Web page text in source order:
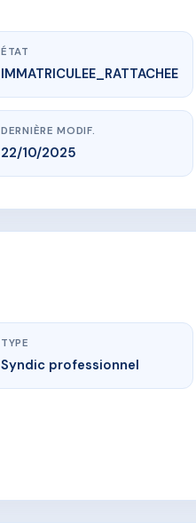
ÉTAT
IMMATRICULEE_RATTACHEE
DERNIÈRE MODIF.
22/10/2025
TYPE
Syndic professionnel